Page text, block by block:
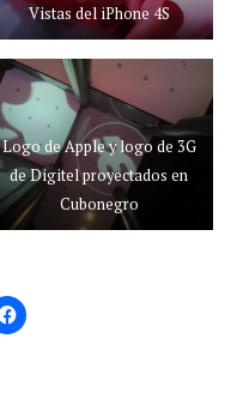
Logo de Apple y logo de 3G
de Digitel proyectados en
Cubonegro